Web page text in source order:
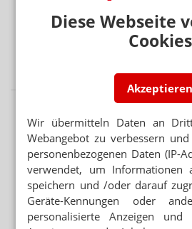
Diese Webseite
Cookies
Akzeptieren
Wir übermitteln Daten an
Webangebot zu verbessern
personenbezogenen Daten (IP-
verwendet, um Informationen
speichern und /oder darauf
Geräte-Kennungen oder
personalisierte Anzeigen und
Jung-Inhaberin: „Vier Apotheken
45 PROZENT DER FÄLLE